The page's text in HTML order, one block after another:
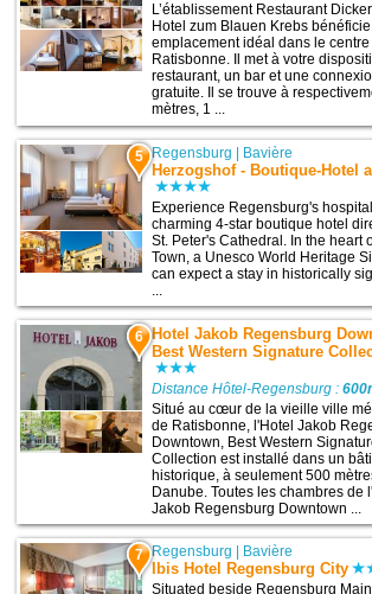
L’établissement Restaurant
Hotel zum Blauen Krebs bénéficie
emplacement idéal dans le centre
Ratisbonne. Il met à votre
restaurant, un bar et une
gratuite. Il se trouve à
mètres, 1 ...
5 Regensburg | Bavière
Herzogshof - Boutique-Hotel
Experience Regensburg's
charming 4-star boutique hotel
St. Peter's Cathedral. In the heart
Town, a Unesco World Heritage
can expect a stay in historically
6 Hotel Jakob Regensburg
Best Western Signature
Distance Hôtel-Regensburg :
Situé au cœur de la vieille ville
de Ratisbonne, l'Hotel Jakob
Downtown, Best Western
Collection est installé dans un
historique, à seulement 500
Danube. Toutes les chambres de
Jakob Regensburg Downtown ...
7 Regensburg Bavière
Ibis Hotel Regensburg City
Situated beside Regensburg